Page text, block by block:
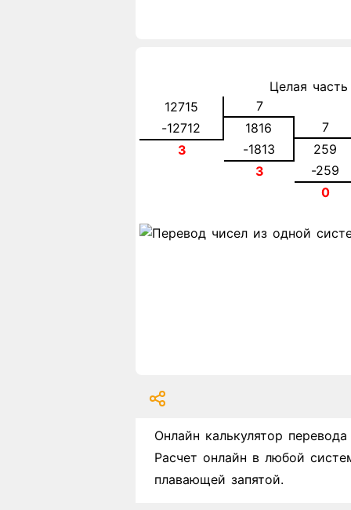
Целая
12715
7
-12712
1816
7
3
-1813
259
3
-259
0
Онлайн калькулятор
Расчет онлайн в любой
плавающей запятой.